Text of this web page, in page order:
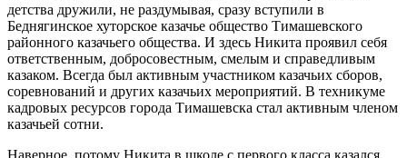
детства дружили, не раздумывая, сразу вступили в
Беднягинское хуторское казачье общество Тимашевского
районного казачьего общества. И здесь Никита проявил себя
ответственным, добросовестным, смелым и справедливым
казаком. Всегда был активным участником казачьих сборов,
соревнований и других казачьих мероприятий. В техникуме
кадровых ресурсов города Тимашевска стал активным членом
казачьей сотни.
Наверное, потому Никита в школе с первого класса казался